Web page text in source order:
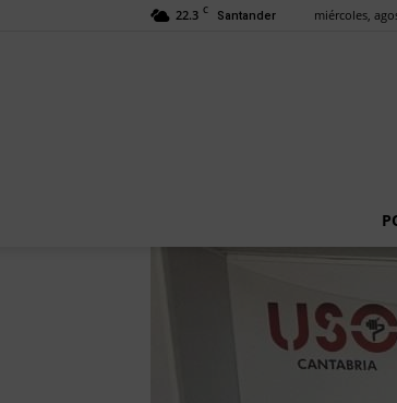
22.3 C Santander miércoles,